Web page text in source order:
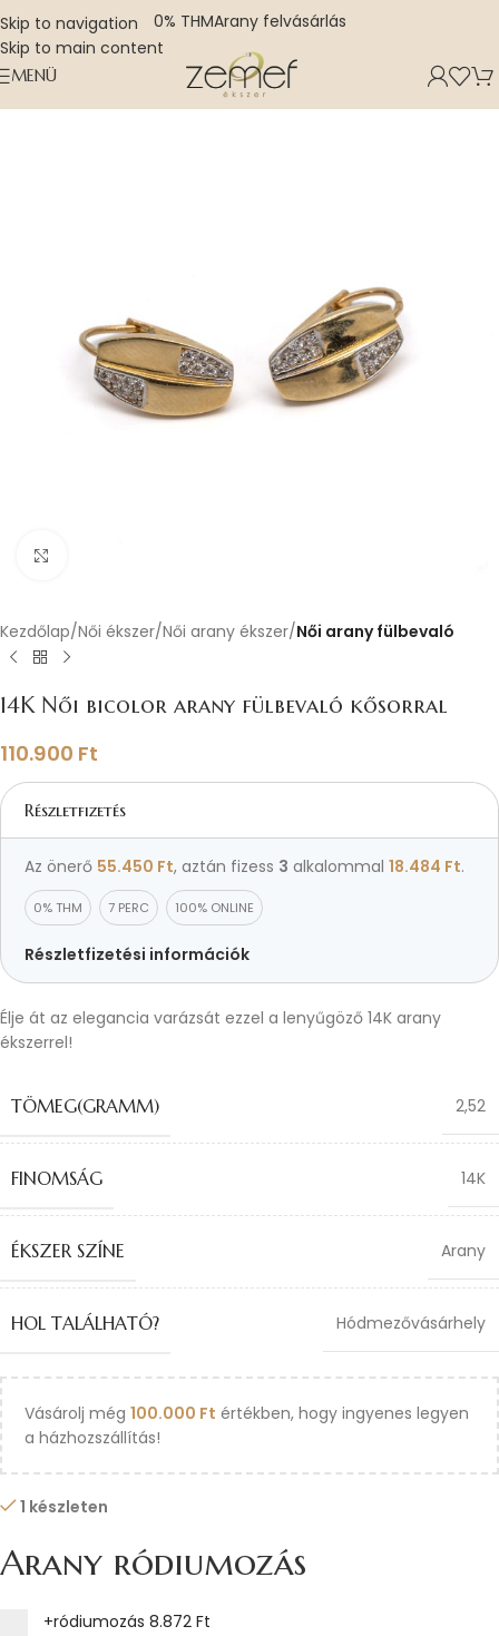
Skip to navigation
Skip to main content
0% THMArany felvásárlás
MENÜ
Kezdőlap Női ékszer Női arany ékszer Női arany fülbevaló
14K Női bicolor arany fülbevaló kősorral
110.900 Ft
Részletfizetés
Az önerő 55.450 Ft, aztán fizess 3 alkalommal 18.484 Ft.
0% THM 7 PERC 100% ONLINE
Részletfizetési információk
Élje át az elegancia varázsát ezzel a lenyűgöző 14K arany
ékszerrel!
TÖMEG(GRAMM) 2,52
FINOMSÁG 14K
ÉKSZER SZÍNE Arany
HOL TALÁLHATÓ? Hódmezővásárhely
Vásárolj még 100.000 Ft értékben, hogy ingyenes legyen
a házhozszállítás!
1 készleten
Arany ródiumozás
+ródiumozás 8.872 Ft